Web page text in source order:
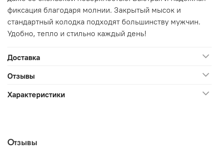
фиксация благодаря молнии. Закрытый мысок и
стандартный колодка подходят большинству мужчин.
Удобно, тепло и стильно каждый день!
Доставка
Отзывы
Характеристики
Отзывы